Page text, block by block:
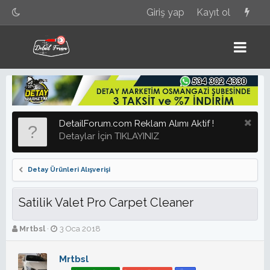
Giriş yap Kayıt ol
DetailForum.com Reklam Alımı Aktif !
Detaylar İçin TIKLAYINIZ
Detay Ürünleri Alışverişi
Satilik Valet Pro Carpet Cleaner
K
o
b
Mrtbsl
B
a
l
3 Oca 2018
Mrtbsl